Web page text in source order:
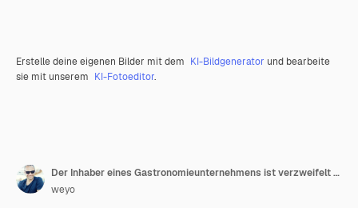
Erstelle deine eigenen Bilder mit dem KI-Bildgenerator und bearbeite
sie mit unserem KI-Fotoeditor.
Der Inhaber eines Gastronomieunternehmens ist verzweifelt über die Buchhaltung nach einem Jahr der Covid19-Beschränkungen, die mit dem Bankrott drohen
weyo